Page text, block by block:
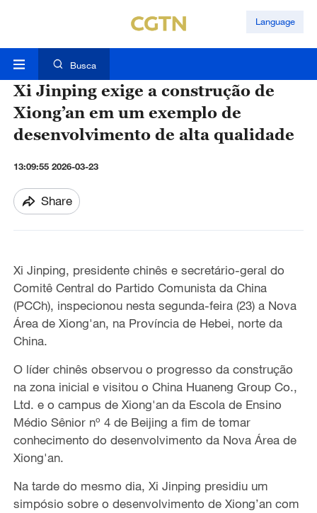
Language
Busca
Xi Jinping exige a construção de
Xiong’an em um exemplo de
desenvolvimento de alta qualidade
13:09:55 2026-03-23
Share
Xi Jinping, presidente chinês e secretário-geral do
Comitê Central do Partido Comunista da China
(PCCh), inspecionou nesta segunda-feira (23) a Nova
Área de Xiong'an, na Província de Hebei, norte da
China.
O líder chinês observou o progresso da construção
na zona inicial e visitou o China Huaneng Group Co.,
Ltd. e o campus de Xiong'an da Escola de Ensino
Médio Sênior nº 4 de Beijing a fim de tomar
conhecimento do desenvolvimento da Nova Área de
Xiong'an.
Na tarde do mesmo dia, Xi Jinping presidiu um
simpósio sobre o desenvolvimento de Xiong’an com